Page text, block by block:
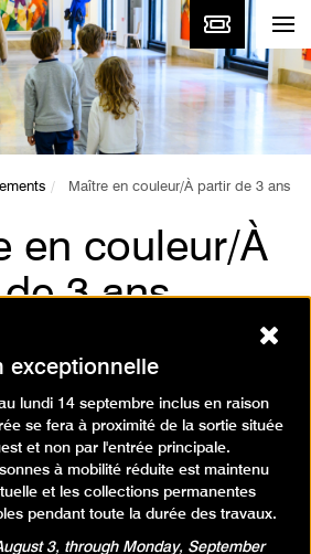
Maître en couleur/À partir de 3 ans
en couleur/À
3 ans
/ Visite animation
exceptionnelle
lundi 14 septembre inclus en raison
se fera à proximité de la sortie située
et non par l'entrée principale.
à mobilité réduite est maintenu
et les collections permanentes
pendant toute la durée des travaux.
3, through Monday, September